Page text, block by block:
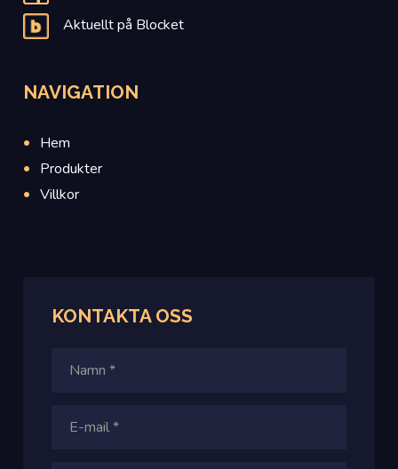
Aktuellt på Blocket
NAVIGATION
Hem
Produkter
Villkor
KONTAKTAOSS